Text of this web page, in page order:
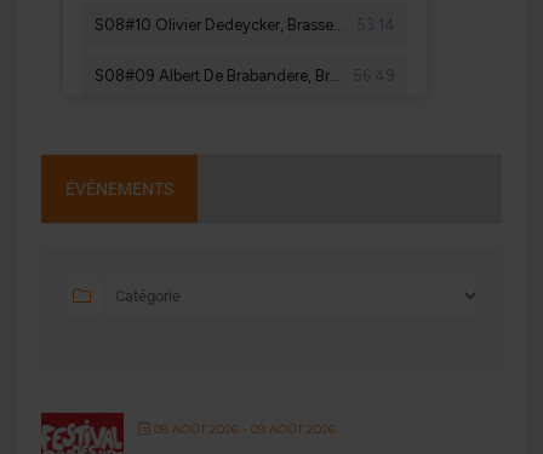
ÉVÉNEMENTS
08 AOÛT 2026- 09 AOÛT 2026